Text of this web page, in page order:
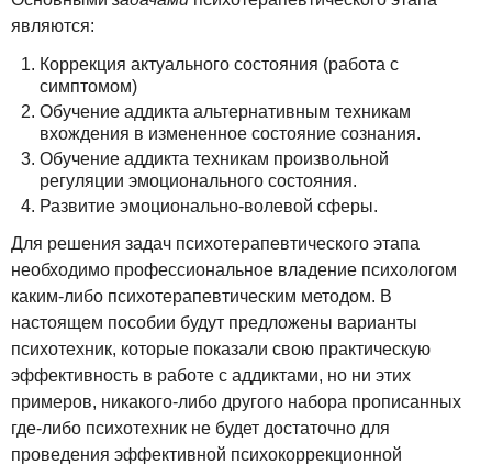
являются:
Коррекция актуального состояния (работа с
симптомом)
Обучение аддикта альтернативным техникам
вхождения в измененное состояние сознания.
Обучение аддикта техникам произвольной
регуляции эмоционального состояния.
Развитие эмоционально-волевой сферы.
Для решения задач психотерапевтического этапа
необходимо профессиональное владение психологом
каким-либо психотерапевтическим методом. В
настоящем пособии будут предложены варианты
психотехник, которые показали свою практическую
эффективность в работе с аддиктами, но ни этих
примеров, никакого-либо другого набора прописанных
где-либо психотехник не будет достаточно для
проведения эффективной психокоррекционной